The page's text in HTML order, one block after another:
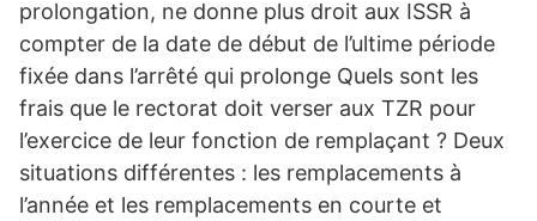
prolongation, ne donne plus droit aux ISSR à
compter de la date de début de l’ultime période
fixée dans l’arrêté qui prolonge Quels sont les
frais que le rectorat doit verser aux TZR pour
l’exercice de leur fonction de remplaçant ? Deux
situations différentes : les remplacements à
l’année et les remplacements en courte et